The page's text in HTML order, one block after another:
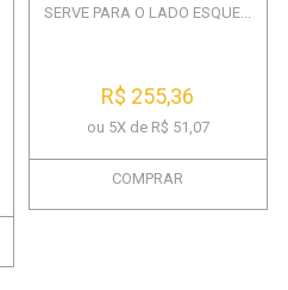
SERVE PARA O LADO ESQUE...
R$ 255,36
ou 5X de R$ 51,07
COMPRAR